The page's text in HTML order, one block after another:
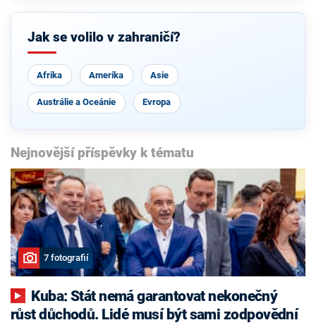
Jak se volilo v zahraničí?
Afrika Amerika Asie
Austrálie a Oceánie Evropa
Nejnovější příspěvky k tématu
7 fotografií
růst důchodů. Lidé musí být sami zodpovědní